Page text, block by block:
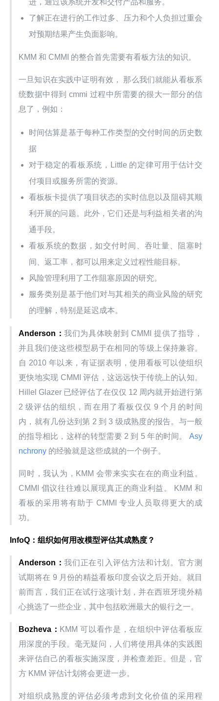
进，通过该系统开发和交付产品和服务。
了解正在进行的工作过多、压力和个人负担过重会
对预期结果产生负面影响。
KMM 和 CMMI 的整合首先需要有看板方法的知识。
一旦知识在实践中证明有效， 那么我们就能从看板系
统数据中得到 cmmi 过程中所需要的很大一部分的信
息了，例如：
时间估算是基于每种工作类型的交付时间的历史数
据
对于稳定的看板系统，Little 的定律可用于估计交
付项目或服务所需的资源。
看板板卡提供了项目状态的实时信息以及阻碍其顺
利开展的问题。此外，它们还是与利益相关者的沟
通手段。
看板系统的数据，如交付时间、吞吐量、阻塞时
间、返工率，都可以用来定义过程性能目标。
风险管理利用了工作阻塞原因的研究。
服务类别是基于他们对与其相关的商业风险的研究
的理解，特别是延迟成本。
Anderson：我们为具体映射到 CMMI 提供了指导，
并且我们使这些模型易于在相同的等级上保持兼容。
自 2010 年以来，有证据表明，使用看板可以使组织
更快地实现 CMMI 评估，这远远快于传统上的认知。
Hillel Glazer 已经评估了在仅仅 12 周内就开始进行第
2 级评估的组织，而在用了看板仅仅 9 个月的时间
内，就有几份达到第 2 到 3 级成熟度的报告。与一般
的指导相比，这样的转型需要 2 到 5 年的时间。
Asy
nchrony 的经验就是这些成就的一个例子。
同时，我认为，KMM 会带来实实在在的商业利益。
CMMI 倡议往往难以展现真正的商业利益。 KMM 和
看板的采用将有助于 CMMI 专业人员取得更大的成
功。
InfoQ：组织如何用改模型评估其成熟度？
Anderson：我们正在引入评估方法和计划。官方测
试期将在 9 月份的精益看板印度会议之后开始。就目
前而言，我们正在试行这项计划，并在西班牙境外精
心挑选了一些企业，其中包括欧洲最大的银行之一。
Bozheva： KMM 可以看作是，在组织中评估看板应
用深度的手段。毫无疑问，人们将使用具体的实践图
来评估自己的看板实施深度，并检查差距。但是，官
方 KMM 评估计划将会更进一步。
对组织成熟度的评估必须考虑到文化价值的采用程